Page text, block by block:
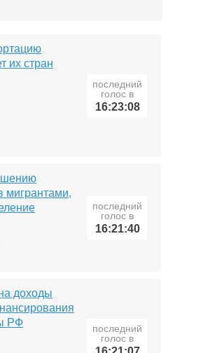
последний
голос в
16:23:08
их стран
последний
голос в
16:21:40
мигрантами,
последний
голос в
доходы
РФ